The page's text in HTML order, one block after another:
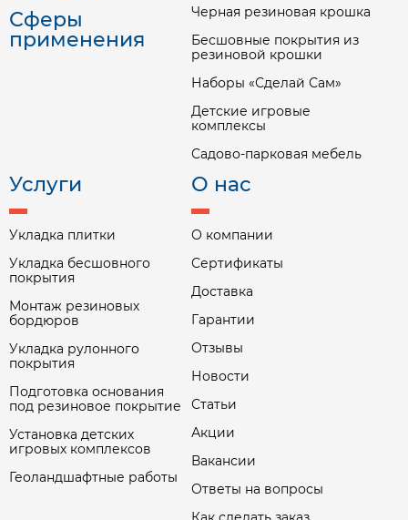
Сферы
применения
Черная резиновая крошка
Бесшовные покрытия из
резиновой крошки
Наборы «Сделай Сам»
Детские игровые
комплексы
Садово-парковая мебель
Услуги
Укладка плитки
Укладка бесшовного
покрытия
Монтаж резиновых
бордюров
Укладка рулонного
покрытия
Подготовка основания
под резиновое покрытие
Установка детских
игровых комплексов
Геоландшафтные работы
О нас
О компании
Сертификаты
Доставка
Гарантии
Отзывы
Новости
Статьи
Акции
Вакансии
Ответы на вопросы